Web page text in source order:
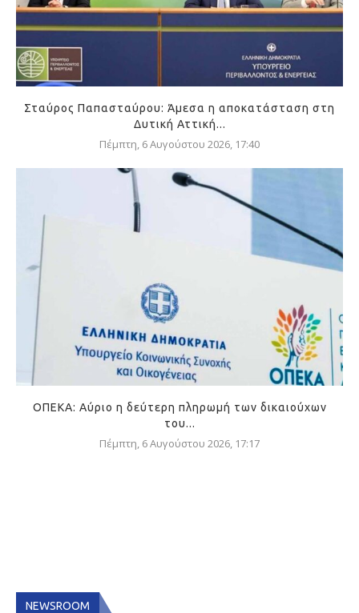
Σταύρος Παπασταύρου: Άμεσα η αποκατάσταση στη
Δυτική Αττική...
Πέμπτη, 6 Αυγούστου 2026, 17:40
ΟΠΕΚΑ: Αύριο η δεύτερη πληρωμή των δικαιούχων
του...
Πέμπτη, 6 Αυγούστου 2026, 17:17
NEWSROOM